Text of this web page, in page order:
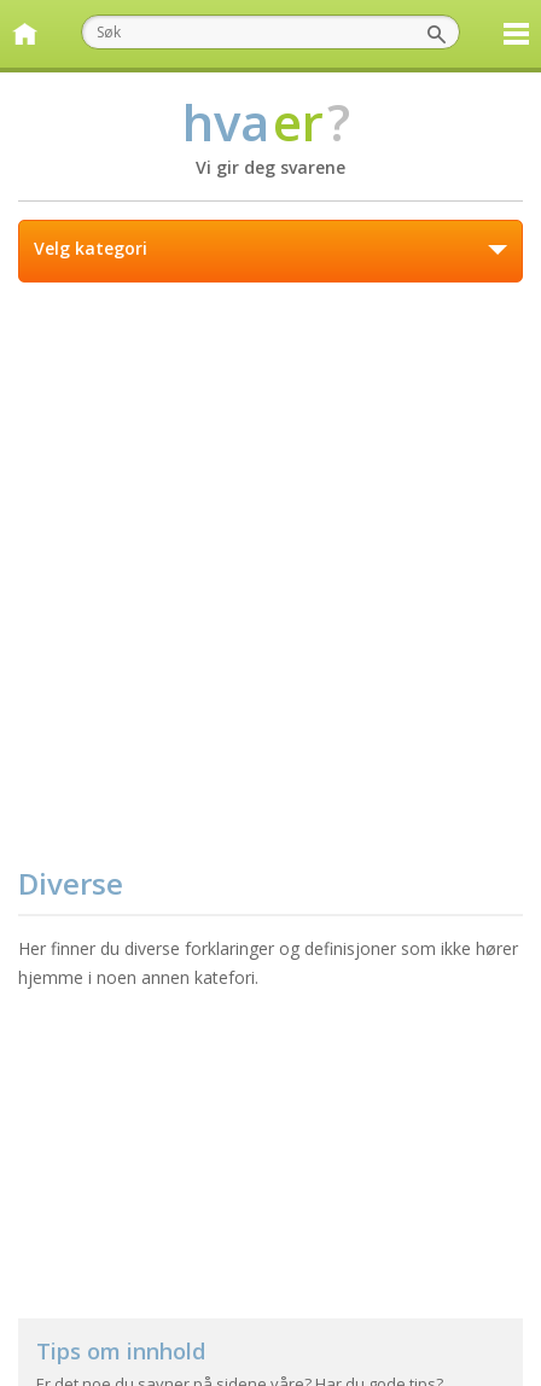
hvaer?
Vi gir deg svarene
Velg kategori
Diverse
Her finner du diverse forklaringer og definisjoner som ikke hører
hjemme i noen annen katefori.
Tips om innhold